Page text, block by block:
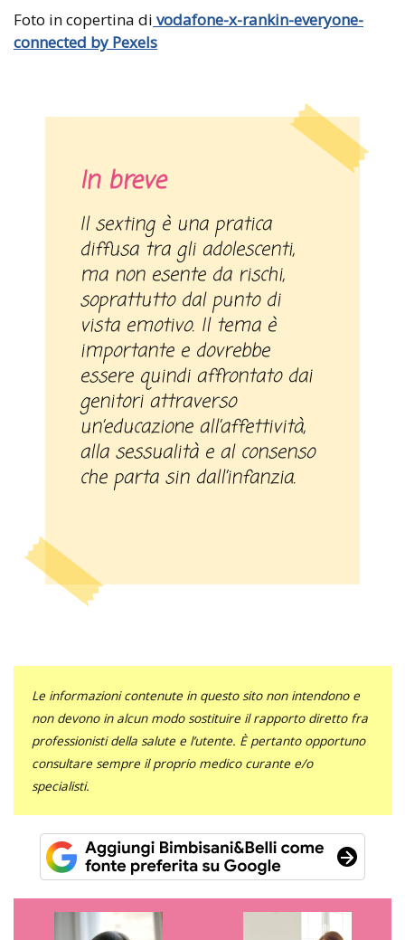
Foto in copertina di vodafone-x-rankin-everyone-
connected by Pexels
In breve
Il sexting è una pratica
diffusa tra gli adolescenti,
ma non esente da rischi,
soprattutto dal punto di
vista emotivo. Il tema è
importante e dovrebbe
essere quindi affrontato dai
genitori attraverso
un’educazione all’affettività,
alla sessualità e al consenso
che parta sin dall’infanzia.
Le informazioni contenute in questo sito non intendono e
non devono in alcun modo sostituire il rapporto diretto fra
professionisti della salute e l’utente. È pertanto opportuno
consultare sempre il proprio medico curante e/o
specialisti.